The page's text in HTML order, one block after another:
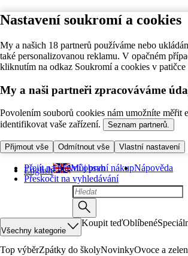
Nastavení soukromí a cookies
My a našich 18 partnerů používáme nebo
také personalizovanou reklamu. V opačném
kliknutím na odkaz Soukromí a cookies v patičce
My a naši partneři zpracováváme
Povolením souborů cookies nám umožníte měřit
identifikovat vaše zařízení.
Seznam partnerů.
Přijmout vše Odmítnout vše Vlastní nastavení
Přejít na hlavní obsah
Přeskočit na vyhledávání
English Můj první nákupNápověda
Všechny kategorie
Koupit teďOblíbené
Top výběrZpátky do školyNovinkyOvoce a